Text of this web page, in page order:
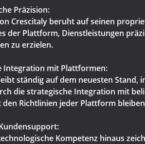
Präzision:
Crescitaly beruht auf seinen
der Plattform, Dienstleistungen
zu erzielen.
Integration mit Plattformen:
ständig auf dem neuesten
die strategische Integration mit
den Richtlinien jeder Plattform
Kompetenz hinaus